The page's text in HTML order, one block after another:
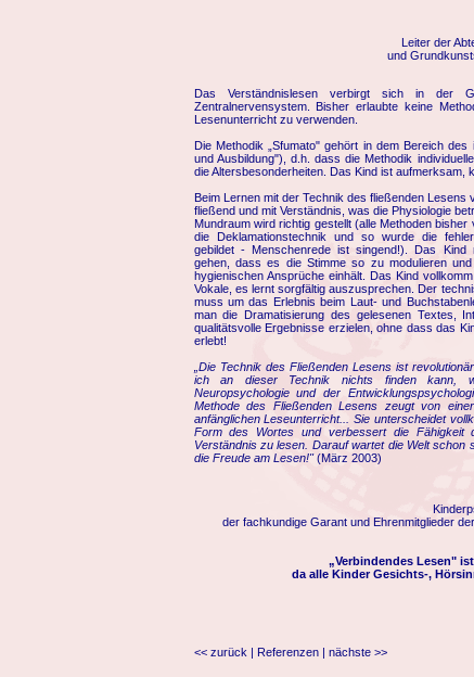
Leiter der
und
Das Verständnislesen verbirgt sich in der
Zentralnervensystem. Bisher erlaubte keine
Lesenunterricht zu verwenden.
Die Methodik „Sfumato" gehört in dem Bereich
und Ausbildung"), d.h. dass die Methodik
die Altersbesonderheiten. Das Kind ist aufmerksam,
Beim Lernen mit der Technik des fließenden Lesens
fließend und mit Verständnis, was die Physiologie
Mundraum wird richtig gestellt (alle Methoden
die Deklamationstechnik und so wurde die
gebildet - Menschenrede ist singend!). Das Kind
gehen, dass es die Stimme so zu modulieren
hygienischen Ansprüche einhält. Das Kind
Vokale, es lernt sorgfältig auszusprechen. Der
muss um das Erlebnis beim Laut- und
man die Dramatisierung des gelesenen Textes,
qualitätsvolle Ergebnisse erzielen, ohne dass das
erlebt!
„Die Technik des Fließenden Lesens ist
ich an dieser Technik nichts finden kann,
Neuropsychologie und der
Methode des Fließenden Lesens zeugt von
anfänglichen Leseunterricht... Sie unterscheidet
Form des Wortes und verbessert die Fähigkeit
Verständnis zu lesen. Darauf wartet die Welt schon
die Freude am Lesen!"(März 2003)
der fachkundige Garant und Ehrenmitglieder
„Verbindendes Lesen"
da alle Kinder Gesichts-,
<< zurück | Referenzen| nächste >>